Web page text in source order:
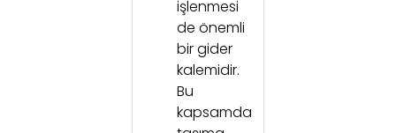
işlenmesi
de önemli
bir gider
kalemidir.
Bu
kapsamda